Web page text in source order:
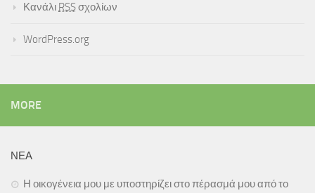
Κανάλι RSSσχολίων
WordPress.org
MORE
ΝΕΑ
Η οικογένεια μου με υποστηρίζει στο πέρασμά μου από το